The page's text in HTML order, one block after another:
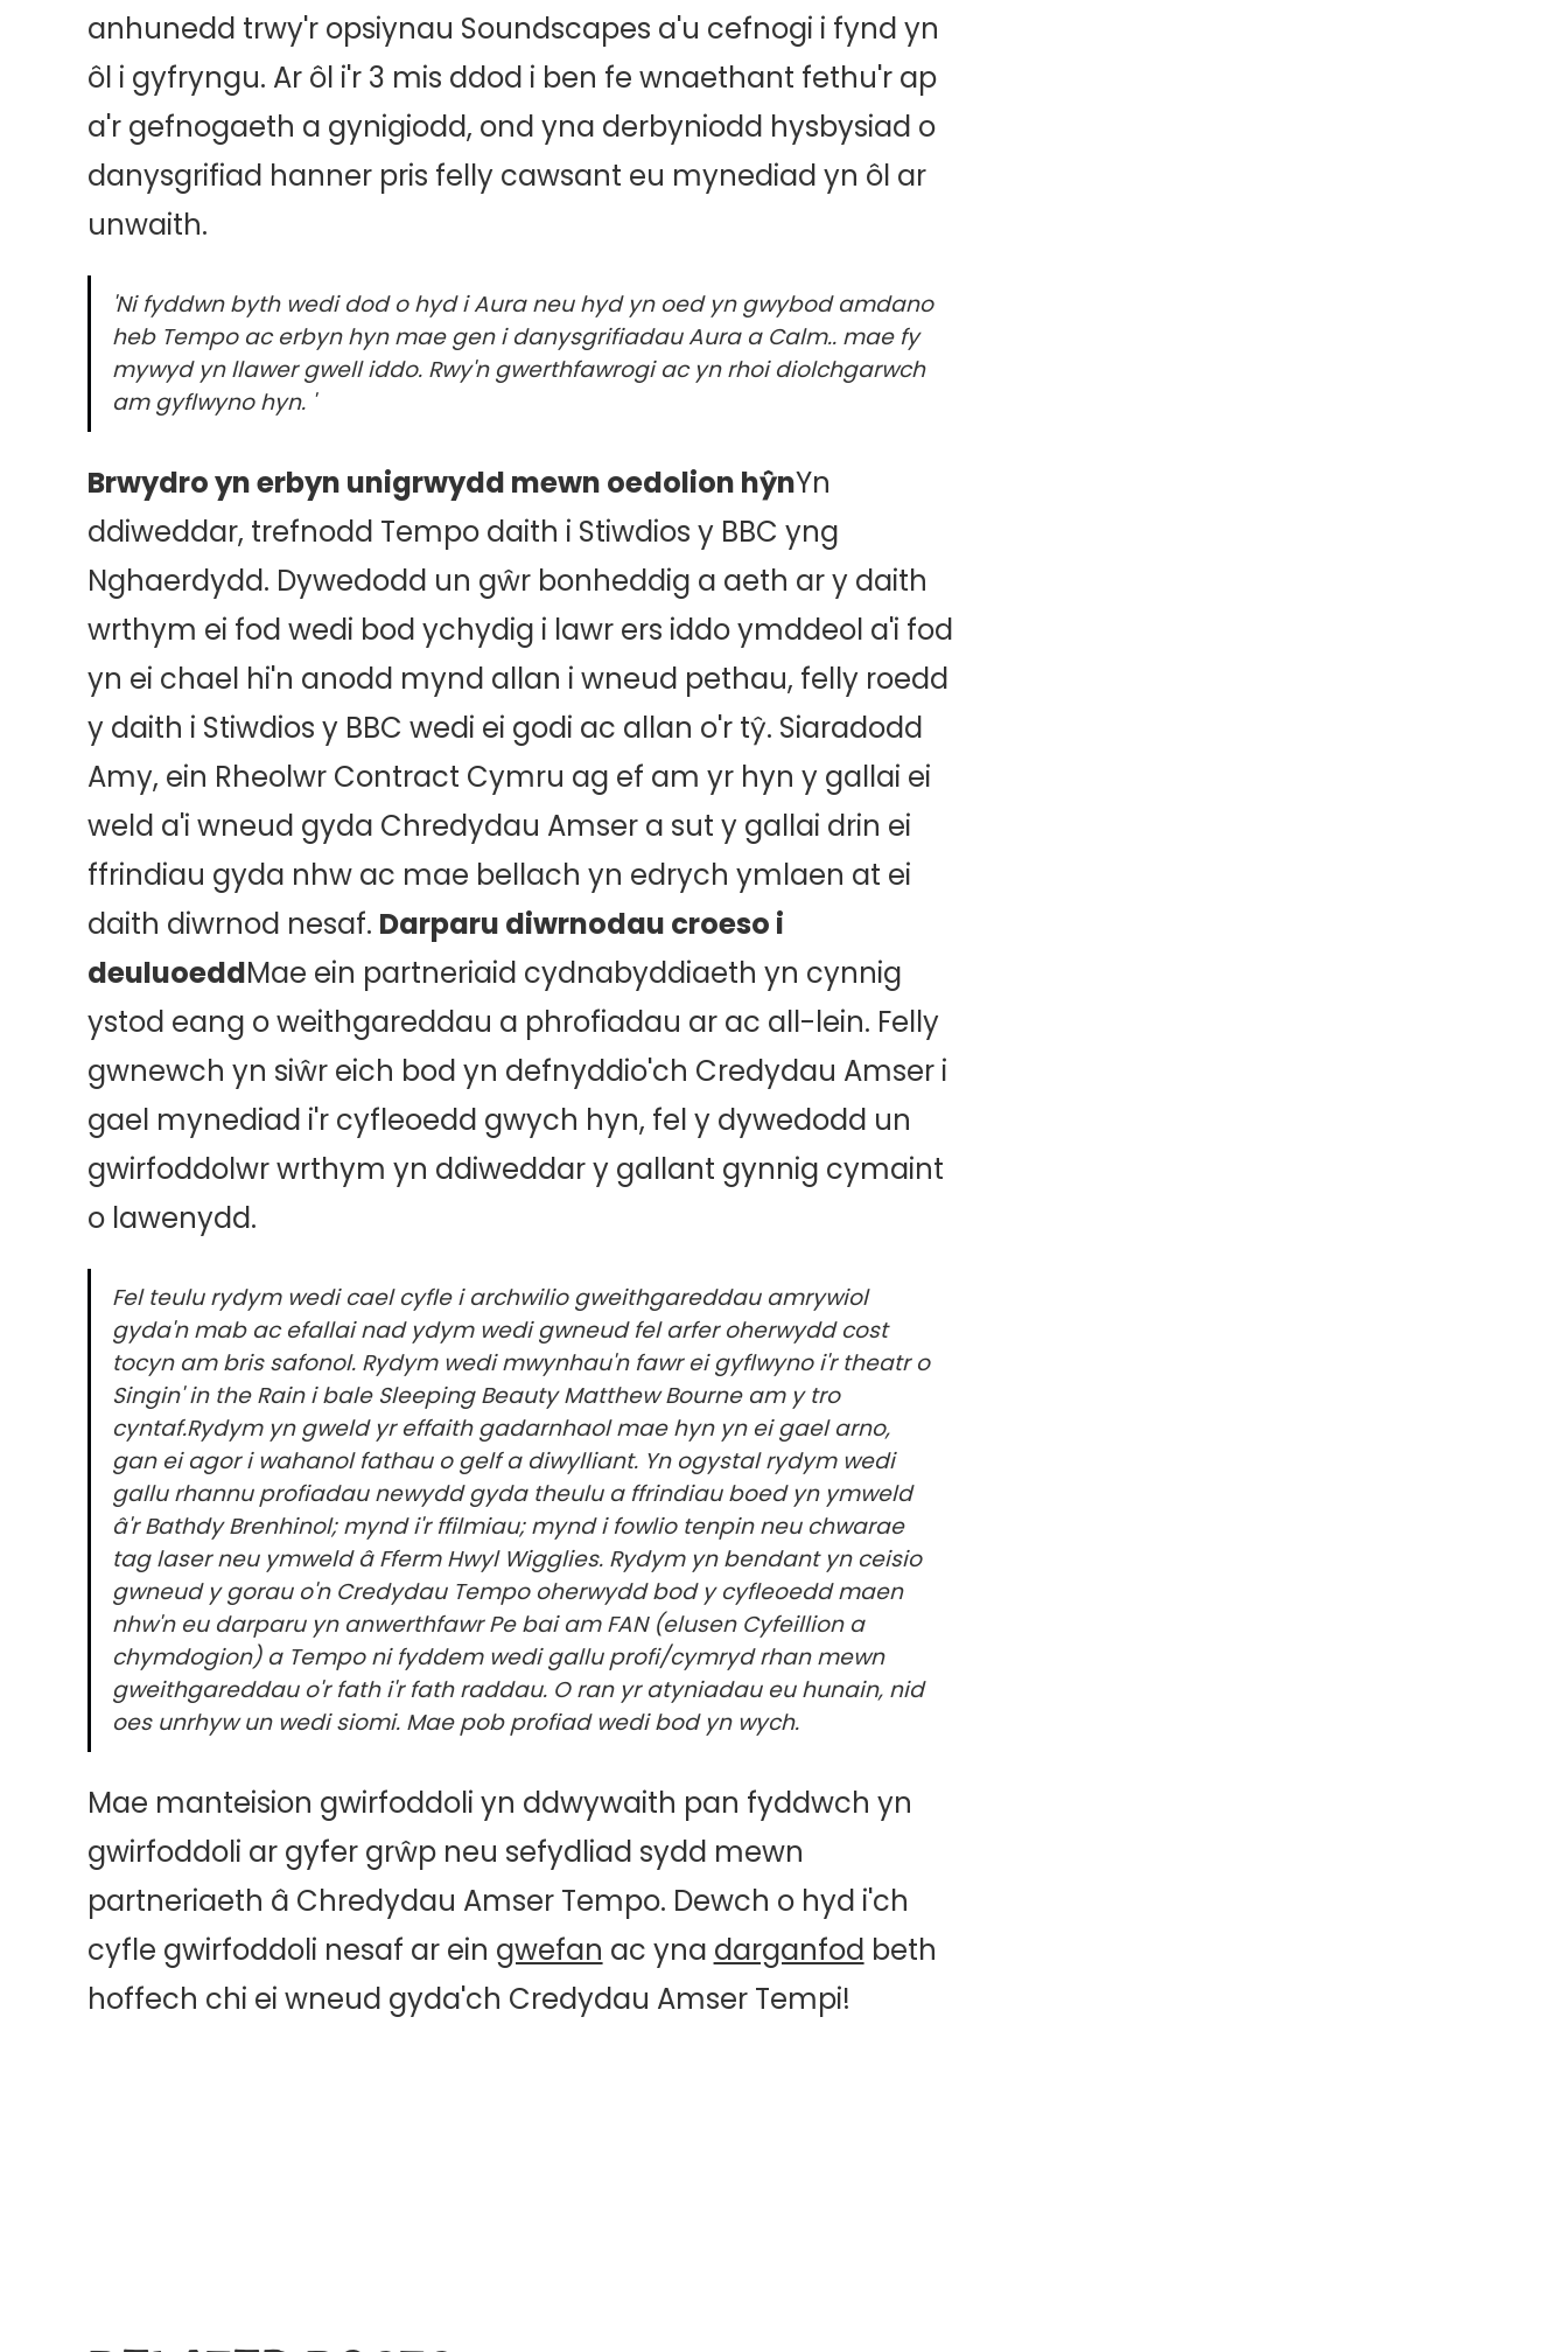
anhunedd trwy'r opsiynau Soundscapes a'u cefnogi i fynd yn
ôl i gyfryngu. Ar ôl i'r 3 mis ddod i ben fe wnaethant fethu'r ap
a'r gefnogaeth a gynigiodd, ond yna derbyniodd hysbysiad o
danysgrifiad hanner pris felly cawsant eu mynediad yn ôl ar
unwaith.
'Ni fyddwn byth wedi dod o hyd i Aura neu hyd yn oed yn gwybod amdano
heb Tempo ac erbyn hyn mae gen i danysgrifiadau Aura a Calm.. mae fy
mywyd yn llawer gwell iddo. Rwy'n gwerthfawrogi ac yn rhoi diolchgarwch
am gyflwyno hyn. '
Brwydro yn erbyn unigrwydd mewn oedolion hŷnYn
ddiweddar, trefnodd Tempo daith i Stiwdios y BBC yng
Nghaerdydd. Dywedodd un gŵr bonheddig a aeth ar y daith
wrthym ei fod wedi bod ychydig i lawr ers iddo ymddeol a'i fod
yn ei chael hi'n anodd mynd allan i wneud pethau, felly roedd
y daith i Stiwdios y BBC wedi ei godi ac allan o'r tŷ. Siaradodd
Amy, ein Rheolwr Contract Cymru ag ef am yr hyn y gallai ei
weld a'i wneud gyda Chredydau Amser a sut y gallai drin ei
ffrindiau gyda nhw ac mae bellach yn edrych ymlaen at ei
daith diwrnod nesaf. Darparu diwrnodau croeso i
deuluoeddMae ein partneriaid cydnabyddiaeth yn cynnig
ystod eang o weithgareddau a phrofiadau ar ac all-lein. Felly
gwnewch yn siŵr eich bod yn defnyddio'ch Credydau Amser i
gael mynediad i'r cyfleoedd gwych hyn, fel y dywedodd un
gwirfoddolwr wrthym yn ddiweddar y gallant gynnig cymaint
o lawenydd.
Fel teulu rydym wedi cael cyfle i archwilio gweithgareddau amrywiol
gyda'n mab ac efallai nad ydym wedi gwneud fel arfer oherwydd cost
tocyn am bris safonol. Rydym wedi mwynhau'n fawr ei gyflwyno i'r theatr o
Singin' in the Rain i bale Sleeping Beauty Matthew Bourne am y tro
cyntaf.Rydym yn gweld yr effaith gadarnhaol mae hyn yn ei gael arno,
gan ei agor i wahanol fathau o gelf a diwylliant. Yn ogystal rydym wedi
gallu rhannu profiadau newydd gyda theulu a ffrindiau boed yn ymweld
â'r Bathdy Brenhinol; mynd i'r ffilmiau; mynd i fowlio tenpin neu chwarae
tag laser neu ymweld â Fferm Hwyl Wigglies. Rydym yn bendant yn ceisio
gwneud y gorau o'n Credydau Tempo oherwydd bod y cyfleoedd maen
nhw'n eu darparu yn anwerthfawr Pe bai am FAN (elusen Cyfeillion a
chymdogion) a Tempo ni fyddem wedi gallu profi/cymryd rhan mewn
gweithgareddau o'r fath i'r fath raddau. O ran yr atyniadau eu hunain, nid
oes unrhyw un wedi siomi. Mae pob profiad wedi bod yn wych.
Mae manteision gwirfoddoli yn ddwywaith pan fyddwch yn
gwirfoddoli ar gyfer grŵp neu sefydliad sydd mewn
partneriaeth â Chredydau Amser Tempo. Dewch o hyd i'ch
cyfle gwirfoddoli nesaf ar ein gwefan ac yna darganfod beth
hoffech chi ei wneud gyda'ch Credydau Amser Tempi!